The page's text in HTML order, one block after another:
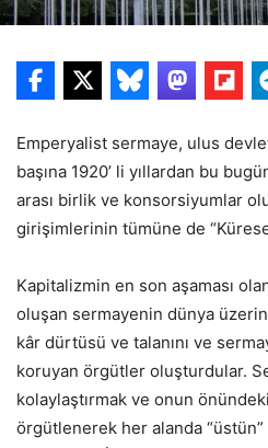
Emperyalist sermaye, ulus
başına 1920’ li yıllardan bu
arası birlik ve konsorsiyumlar
girişimlerinin tümüne de
Kapitalizmin en son aşaması
oluşan sermayenin dünya
kâr dürtüsü ve talanını ve
koruyan örgütler oluşturdular.
kolaylaştırmak ve onun
örgütlenerek her alanda “üstün”